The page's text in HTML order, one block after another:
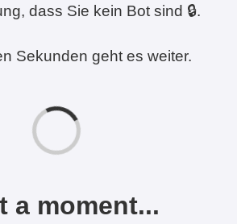
dass Sie kein Bot sind 🔒.
Sekunden geht es weiter.
a moment...